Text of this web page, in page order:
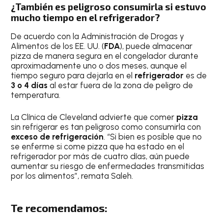
¿También es peligroso consumirla si estuvo
mucho tiempo en el refrigerador?
De acuerdo con la Administración de Drogas y
Alimentos de los EE. UU. (FDA), puede almacenar
pizza de manera segura en el congelador durante
aproximadamente uno o dos meses, aunque el
tiempo seguro para dejarla en el refrigerador es de
3 o 4 días al estar fuera de la zona de peligro de
temperatura.
La Clínica de Cleveland advierte que comer pizza
sin refrigerar es tan peligroso como consumirla con
exceso de refrigeración. “Si bien es posible que no
se enferme si come pizza que ha estado en el
refrigerador por más de cuatro días, aún puede
aumentar su riesgo de enfermedades transmitidas
por los alimentos”, remata Saleh.
Te recomendamos: